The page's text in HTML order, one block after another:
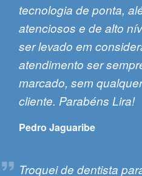
tecnologia de ponta,
atenciosos e de alto
ser levado em
atendimento ser
marcado, sem
cliente. Parabéns Lira!
Pedro Jaguaribe
Amanda BragaTroquei de dentista